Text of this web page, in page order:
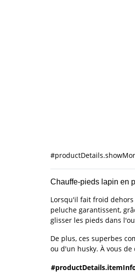
Chauffe-pieds lapin en
Lorsqu'il fait froid
peluche garantissent,
glisser les pieds dans
De plus, ces superbes
ou d'un husky. À vous